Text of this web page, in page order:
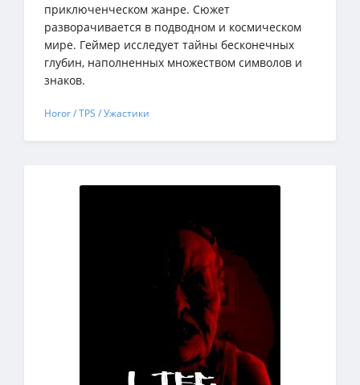
приключенческом жанре. Сюжет
разворачивается в подводном и космическом
мире. Геймер исследует тайны бесконечных
глубин, наполненных множеством символов и
знаков.
Horor / TPS / Ужастики